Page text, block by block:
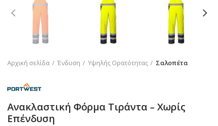
Αρχική σελίδα Ένδυση Υψηλής Ορατότητας Σαλοπέτα
Ανακλαστική Φόρμα Τιράντα – Χωρίς
Επένδυση